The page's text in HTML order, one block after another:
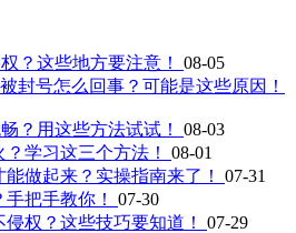
？这些地方要注意！ 08-05
封号怎么回事？可能是这些原因！
？用这些方法试试！ 08-03
学习这三个方法！ 08-01
能做起来？实操指南来了！ 07-31
把手教你！ 07-30
权？这些技巧要知道！ 07-29